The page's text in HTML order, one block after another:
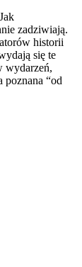
zadziwiają.
historii
się te
wydarzeń,
“od